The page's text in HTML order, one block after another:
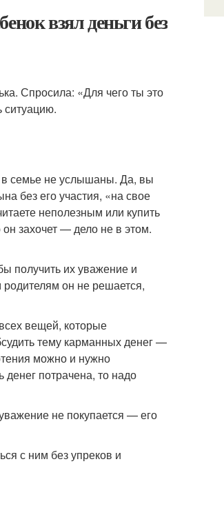
взял деньги без
Спросила: «Для чего ты это
ситуацию.
в семье не услышаны. Да, вы
без его участия, «на свое
неполезным или купить
захочет — дело не в этом.
получить их уважение и
он не решается,
вещей, которые
тему карманных денег —
можно и нужно
потрачена, то надо
не покупается — его
с ним без упреков и